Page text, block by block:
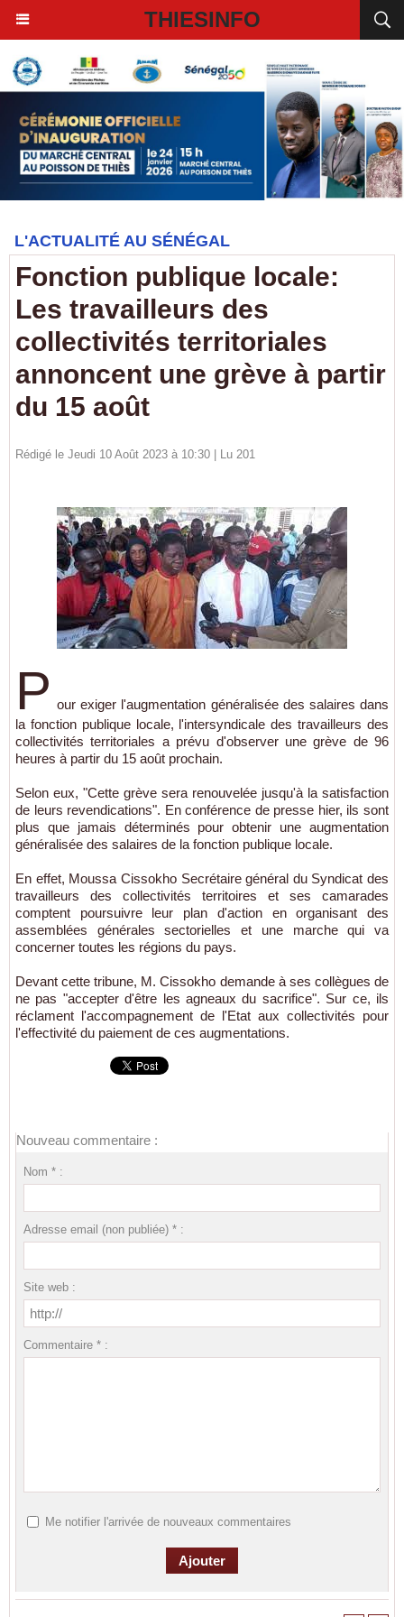
THIESINFO
L'ACTUALITÉ AU SÉNÉGAL
Fonction publique locale:
Les travailleurs des
collectivités territoriales
annoncent une grève à partir
du 15 août
Rédigé le Jeudi 10 Août 2023 à 10:30 | Lu 201
P our exiger l'augmentation généralisée des salaires dans
la fonction publique locale, l'intersyndicale des travailleurs des
collectivités territoriales a prévu d'observer une grève de 96
heures à partir du 15 août prochain.
Selon eux, "Cette grève sera renouvelée jusqu'à la satisfaction
de leurs revendications". En conférence de presse hier, ils sont
plus que jamais déterminés pour obtenir une augmentation
généralisée des salaires de la fonction publique locale.
En effet, Moussa Cissokho Secrétaire général du Syndicat des
travailleurs des collectivités territoires et ses camarades
comptent poursuivre leur plan d'action en organisant des
assemblées générales sectorielles et une marche qui va
concerner toutes les régions du pays.
Devant cette tribune, M. Cissokho demande à ses collègues de
ne pas "accepter d'être les agneaux du sacrifice". Sur ce, ils
réclament l'accompagnement de l'Etat aux collectivités pour
l'effectivité du paiement de ces augmentations.
Nouveau commentaire :
Nom * :
Adresse email (non publiée) * :
Site web :
Commentaire * :
Me notifier l'arrivée de nouveaux commentaires